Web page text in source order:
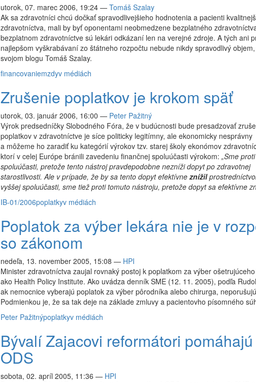
utorok, 07. marec 2006, 19:24 — Tomáš Szalay
Ak sa zdravotníci chcú dočkať spravodlivejšieho hodnotenia a pacienti
zdravotníctva, mali by byť oponentami neobmedzene bezplatného
bezplatnom zdravotníctve sú lekári odkázaní len na verejné zdroje. A tých ani
najlepšom vyškrabávaní zo štátneho rozpočtu nebude nikdy spravodlivý
svojom blogu Tomáš Szalay.
financovaniemzdyv médiách
Zrušenie poplatkov je krokom späť
utorok, 03. január 2006, 16:00 — Peter Pažitný
Výrok predsedníčky Slobodného Fóra, že v budúcnosti bude presadzovať
poplatkov v zdravotníctve je síce politicky legitímny, ale ekonomicky nesprávny
a môžeme ho zaradiť ku kategórií výrokov tzv. starej školy ekonómov
ktorí v celej Európe bránili zavedeniu finančnej spoluúčasti výrokom: „Sme
spoluúčasti, pretože tento nástroj pravdepodobne nezníži dopyt po zdravotnej
starostlivosti. Ale v prípade, že by sa tento dopyt efektívneznížil
vyššej spoluúčasti, sme tiež proti tomuto nástroju, pretože dopyt sa efektívne
IB-01/2006poplatkyv médiách
Poplatok za výber lekára nie je v
so zákonom
nedeľa, 13. november 2005, 15:08 — HPI
Minister zdravotníctva zaujal rovnaký postoj k poplatkom za výber
ako Health Policy Institute. Ako uvádza denník SME (12. 11. 2005), podľa
ak nemocnice vyberajú poplatok za výber pôrodníka alebo chirurga,
Podmienkou je, že sa tak deje na základe zmluvy a pacientovho písomného
Peter Pažitnýpoplatkyv médiách
Bývalí Zajacovi reformátori pomáhajú
ODS
sobota, 02. apríl 2005, 11:36 — HPI